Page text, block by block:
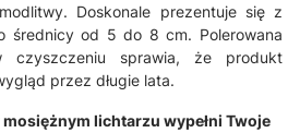
Doskonale prezentuje się z
średnicy od 5 do 8 cm. Polerowana
czyszczeniu sprawia, że produkt
przez długie lata.
lichtarzu wypełni Twoje